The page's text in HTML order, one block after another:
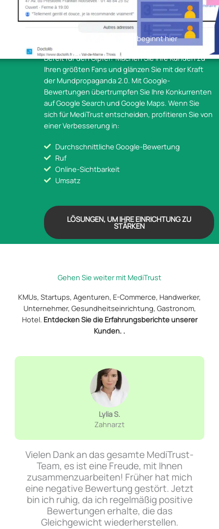
Ihr Weg zur Spitzenposition beginnt hier
Bereit für den Gipfel? Machen Sie Ihre Kunden zu
Ihren größten Fans und glänzen Sie mit der Kraft
der Mundpropaganda 2.0. Mit Google-
Bewertungen übertrumpfen Sie Ihre Konkurrenten
auf Google Search und Google Maps. Wenn Sie
sich für MediTrust entscheiden, profitieren Sie von
einer Verbesserung in:
Durchschnittliche Google-Bewertung
Ruf
Online-Sichtbarkeit
Umsatz
LÖSUNGEN, UM IHRE EINRICHTUNG ZU
STÄRKEN
Gehen Sie weiter mit MediTrust
KMUs, Startups, Agenturen, E-Commerce, Handwerker,
Unternehmer, Gesundheitseinrichtung, Gastronom,
Hotel. Entdecken Sie die Erfahrungsberichte unserer
Kunden. .
Lylia S.
Zahnarzt
Vielen Dank an das gesamte MediTrust-
Team, es ist eine Freude, mit Ihnen
zusammenzuarbeiten! Früher hat mich
eine negative Bewertung gestört. Jetzt
bin ich ruhig, da ich regelmäßig positive
Bewertungen erhalte, die das
Gleichgewicht wiederherstellen.